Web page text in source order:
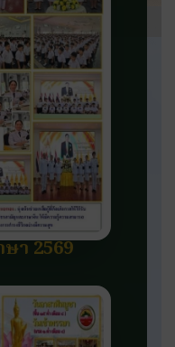
า 2569